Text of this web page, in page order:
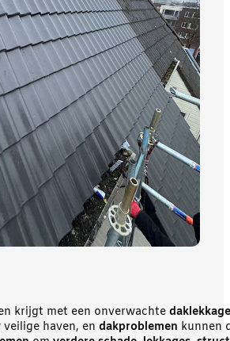
krijgt met een onverwachte daklekkage
veilige haven, en dakproblemen kunnen